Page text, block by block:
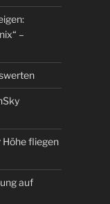
–
Höhe fliegen
auf